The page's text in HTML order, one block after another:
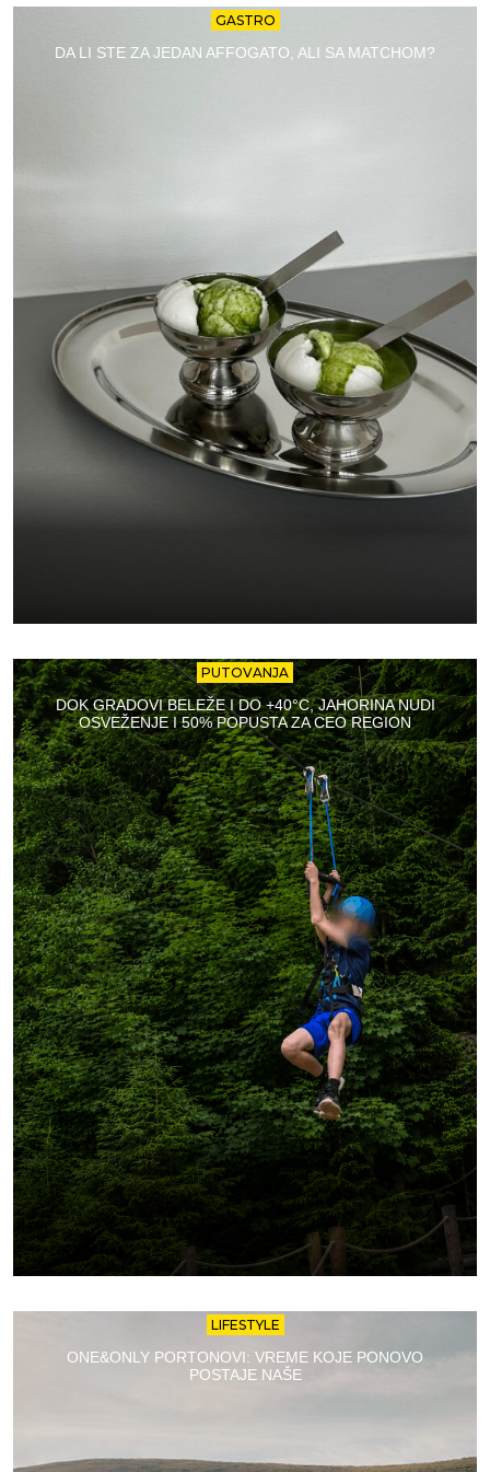
GASTRO
DA LI STE ZA JEDAN AFFOGATO, ALI SA MATCHOM?
PUTOVANJA
DOK GRADOVI BELEŽE I DO +40°C, JAHORINA NUDI
OSVEŽENJE I 50% POPUSTA ZA CEO REGION
LIFESTYLE
ONE&ONLY PORTONOVI: VREME KOJE PONOVO
POSTAJE NAŠE